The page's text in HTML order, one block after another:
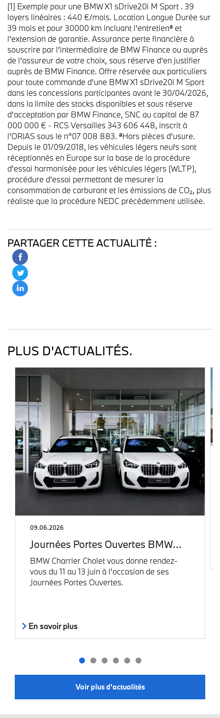
[1] Exemple pour une BMW X1 sDrive20i M Sport . 39
loyers linéaires : 440 €/mois. Location Longue Durée sur
39 mois et pour 30000 km incluant l'entretienᵃ et
l'extension de garantie. Assurance perte financière à
souscrire par l’intermédiaire de BMW Finance ou auprès
de l’assureur de votre choix, sous réserve d’en justifier
auprès de BMW Finance. Offre réservée aux particuliers
pour toute commande d'une BMW X1 sDrive20i M Sport
dans les concessions participantes avant le 30/04/2026,
dans la limite des stocks disponibles et sous réserve
d'acceptation par BMW Finance, SNC au capital de 87
000 000 € - RCS Versailles 343 606 448, inscrit à
l'ORIAS sous le n°07 008 883. ᵃHors pièces d'usure.
Depuis le 01/09/2018, les véhicules légers neufs sont
réceptionnés en Europe sur la base de la procédure
d'essai harmonisée pour les véhicules légers (WLTP),
procédure d'essai permettant de mesurer la
consommation de carburant et les émissions de CO₂, plus
réaliste que la procédure NEDC précédemment utilisée.
PARTAGER CETTE ACTUALITÉ :
PLUS D'ACTUALITÉS.
09.06.2026
Journées Portes Ouvertes BMW…
BMW Charrier Cholet vous donne rendez-
vous du 11 au 13 juin à l'occasion de ses
Journées Portes Ouvertes.
En savoir plus
Voir plus d'actualités